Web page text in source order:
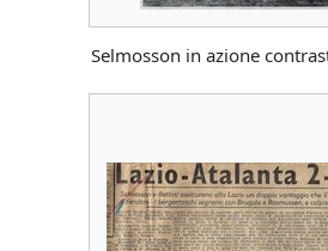
Selmosson in azione